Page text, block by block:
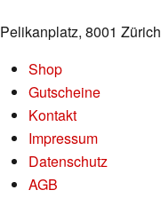
Pelikanplatz, 8001 Zürich
Shop
Gutscheine
Kontakt
Impressum
Datenschutz
AGB